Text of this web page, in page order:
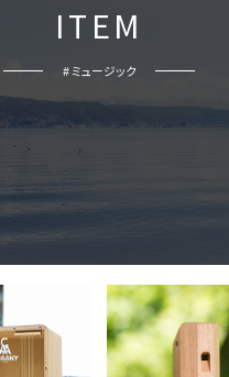
ITEM
# ミュージック